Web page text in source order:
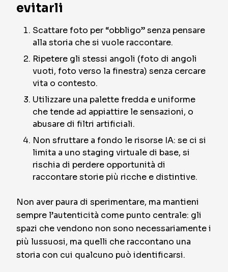
evitarli
Scattare foto per “obbligo” senza pensare
alla storia che si vuole raccontare.
Ripetere gli stessi angoli (foto di angoli
vuoti, foto verso la finestra) senza cercare
vita o contesto.
Utilizzare una palette fredda e uniforme
che tende ad appiattire le sensazioni, o
abusare di filtri artificiali.
Non sfruttare a fondo le risorse IA: se ci si
limita a uno staging virtuale di base, si
rischia di perdere opportunità di
raccontare storie più ricche e distintive.
Non aver paura di sperimentare, ma mantieni
sempre l’autenticità come punto centrale: gli
spazi che vendono non sono necessariamente i
più lussuosi, ma quelli che raccontano una
storia con cui qualcuno può identificarsi.